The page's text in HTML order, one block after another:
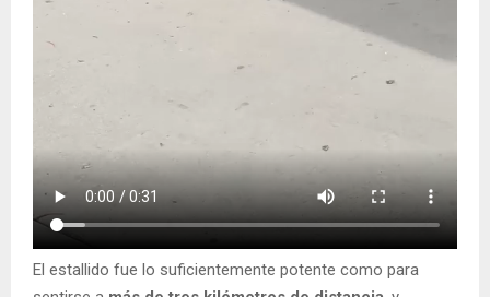
El estallido fue lo suficientemente potente como para